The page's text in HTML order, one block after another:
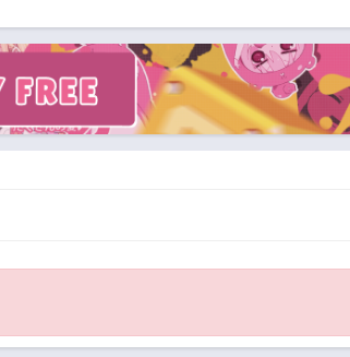
na Bouken: Ougon no Kaze ITA - JoJo no Kimyou na Bouken: Ougon
Download SUB ITA - JoJo no Kimyou na Bouken: Ougon no Kaze
- JoJo no Kimyou na Bouken: Ougon no Kaze Streaming &
& Download ITA - JoJo no Kimyou na Bouken: Ougon no Kaze
- JoJo no Kimyou na Bouken: Ougon no Kaze Streaming Episodi
SUB ITA - JoJo no Kimyou na Bouken: Ougon no Kaze Sottotitoli
na Bouken: Ougon no Kaze Streaming Episodio